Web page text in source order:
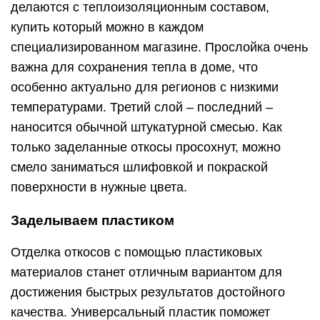
делаются с теплоизоляционным составом,
купить который можно в каждом
специализированном магазине. Прослойка очень
важна для сохранения тепла в доме, что
особенно актуально для регионов с низкими
температурами. Третий слой – последний –
наносится обычной штукатурной смесью. Как
только заделанные откосы просохнут, можно
смело заниматься шлифовкой и покраской
поверхности в нужные цвета.
Заделываем пластиком
Отделка откосов с помощью пластиковых
материалов станет отличным вариантом для
достижения быстрых результатов достойного
качества. Универсальный пластик поможет